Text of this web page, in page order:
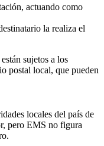
actuando como
la realiza el
sujetos a los
postal local, que pueden
locales del país de
pero EMS no figura